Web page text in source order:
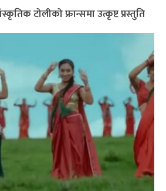
टोलीको फ्रान्समा उत्कृष्ट प्रस्तुति